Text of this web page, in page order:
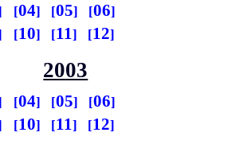
04 05
06
10 11 12
2003
04 05
06
10 11 12